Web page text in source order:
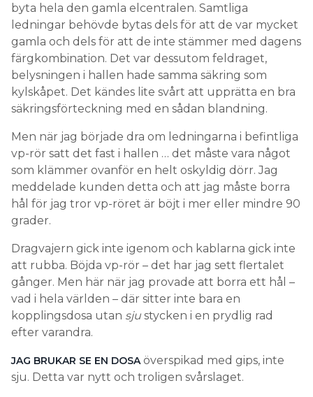
byta hela den gamla elcentralen. Samtliga
ledningar behövde bytas dels för att de var mycket
gamla och dels för att de inte stämmer med dagens
färgkombination. Det var dessutom feldraget,
belysningen i hallen hade samma säkring som
kylskåpet. Det kändes lite svårt att upprätta en bra
säkringsförteckning med en sådan blandning.
Men när jag började dra om ledningarna i befintliga
vp-rör satt det fast i hallen … det måste vara något
som klämmer ovanför en helt oskyldig dörr. Jag
meddelade kunden detta och att jag måste borra
hål för jag tror vp-röret är böjt i mer eller mindre 90
grader.
Dragvajern gick inte igenom och kablarna gick inte
att rubba. Böjda vp-rör – det har jag sett flertalet
gånger. Men här när jag provade att borra ett hål –
vad i hela världen – där sitter inte bara en
kopplingsdosa utan sju stycken i en prydlig rad
efter varandra.
JAG BRUKAR SE EN DOSA överspikad med gips, inte
sju. Detta var nytt och troligen svårslaget.